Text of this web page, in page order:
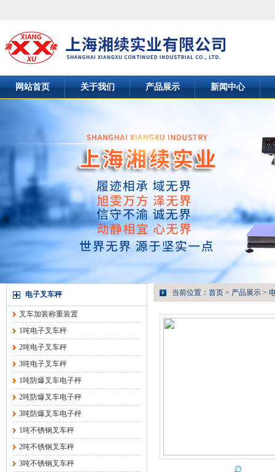
网站首页 关于我们 产品展示 新闻中心
电子叉车秤
叉车加装称重装置
1吨电子叉车秤
2吨电子叉车秤
3吨电子叉车秤
1吨防爆叉车电子秤
2吨防爆叉车电子秤
3吨防爆叉车电子秤
1吨不锈钢叉车秤
2吨不锈钢叉车秤
3吨不锈钢叉车秤
当前位置： 首页 > 产品展示 >